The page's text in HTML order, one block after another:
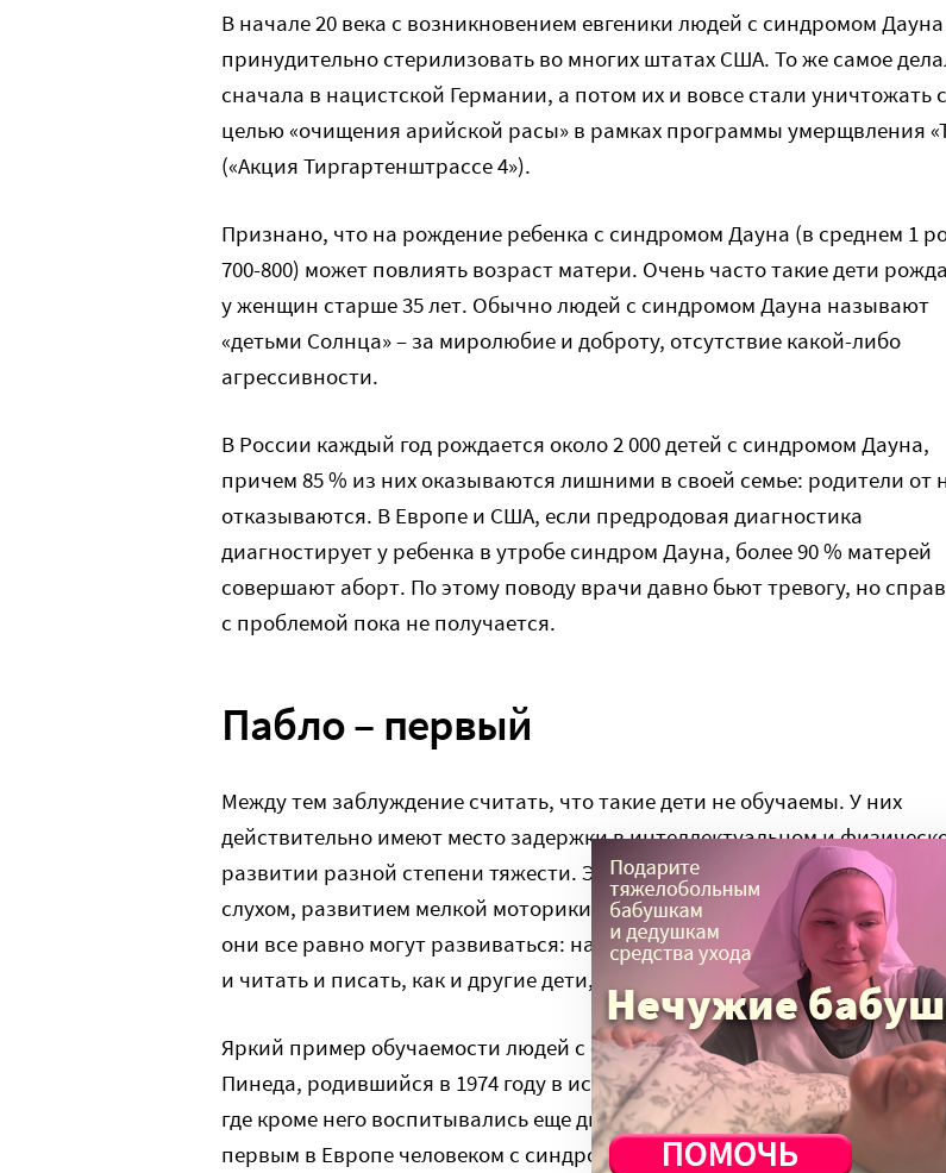
В начале 20 века с возникновением евгеники людей с синдромом
принудительно стерилизовать во многих штатах США. То же самое
сначала в нацистской Германии, а потом их и вовсе стали уничтожать с
целью «очищения арийской расы» в рамках программы умерщвления
(«Акция Тиргартенштрассе 4»).
Признано, что на рождение ребенка с синдромом Дауна (в среднем 1
700-800) может повлиять возраст матери. Очень часто такие дети
у женщин старше 35 лет. Обычно людей с синдромом Дауна называют
«детьми Солнца» – за миролюбие и доброту, отсутствие какой-либо
агрессивности.
В России каждый год рождается около 2 000 детей с синдромом Дауна,
причем 85 % из них оказываются лишними в своей семье: родители от
отказываются. В Европе и США, если предродовая диагностика
диагностирует у ребенка в утробе синдром Дауна, более 90 % матерей
совершают аборт. По этому поводу врачи давно бьют тревогу, но
с проблемой пока не получается.
Пабло – первый
Между тем заблуждение считать, что такие дети не обучаемы. У них
действительно имеют место задержки в интеллектуальном и
развитии разной степени тяжести. Это могут быть проблемы с речью и
слухом, развитием мелкой моторики и коммуникативных навыков.
они все равно могут развиваться: научиться не только ходить и
и читать и писать, как и другие дети, хотя и с отставанием.
Яркий пример обучаемости людей с синдромом Дауна – испанец Пабло
Пинеда, родившийся в 1974 году в испанском городе Малага. Он рос в
где кроме него воспитывались еще два его старших брата. Пабло стал
первым в Европе человеком с синдромом Дауна, который смог получить